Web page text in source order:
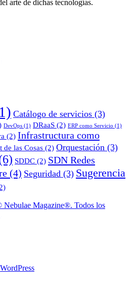
arte de dichas tecnologías.
Catálogo de servicios (3)
DevOps (1) DRaaS (2) ERP como Servicio (1)
(2) Infrastructura como
de las Cosas (2) Orquestación (3)
SDDC (2) SDN Redes
(4) Seguridad (3) Sugerencia
Nebulae Magazine®. Todos los
WordPress